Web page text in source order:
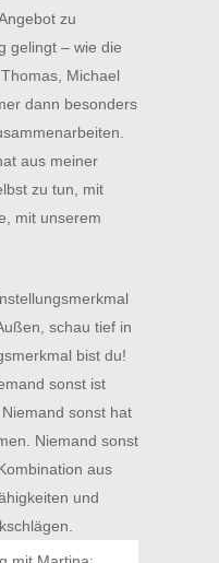
zu
gelingt – wie die
Michael
dann besonders
aus meiner
zu tun, mit
mit unserem
schau tief in
bist du!
sonst ist
sonst hat
Niemand sonst
aus
und